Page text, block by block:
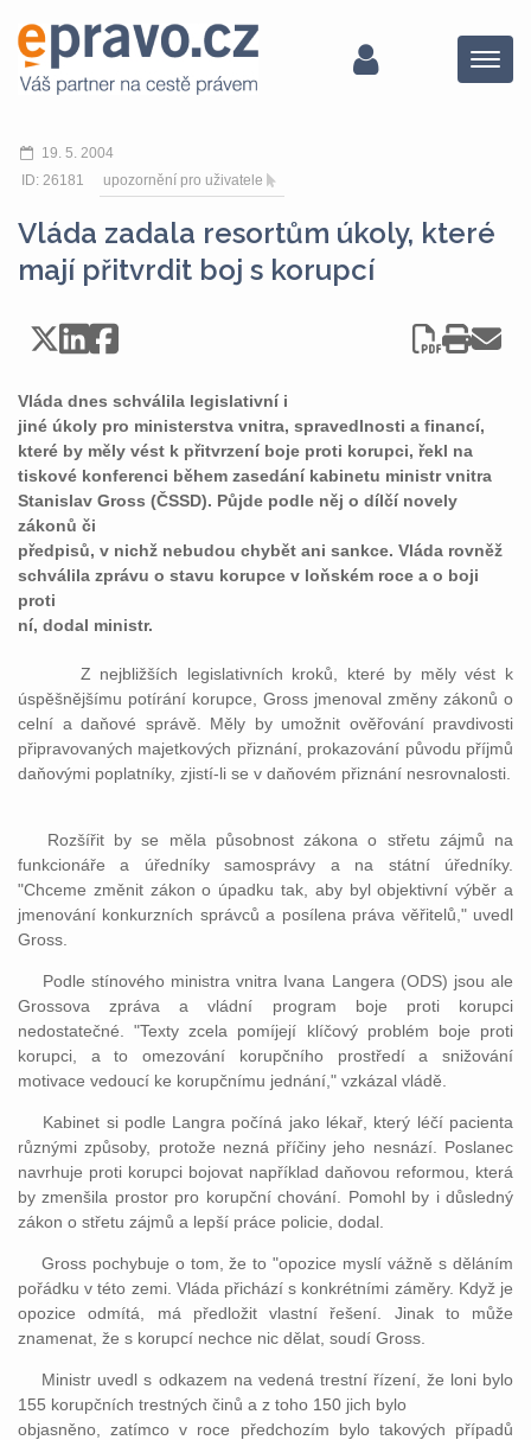
Menu
19. 5. 2004
ID: 26181
upozornění pro uživatele
Vláda zadala resortům úkoly, které
mají přitvrdit boj s korupcí
Vláda dnes schválila legislativní i
jiné úkoly pro ministerstva vnitra, spravedlnosti a financí,
které by měly vést k přitvrzení boje proti korupci, řekl na
tiskové konferenci během zasedání kabinetu ministr vnitra
Stanislav Gross (ČSSD). Půjde podle něj o dílčí novely
zákonů či
předpisů, v nichž nebudou chybět ani sankce. Vláda rovněž
schválila zprávu o stavu korupce v loňském roce a o boji
proti
ní, dodal ministr.
Z nejbližších legislativních kroků, které by měly vést k
úspěšnějšímu potírání korupce, Gross jmenoval změny zákonů o
celní a daňové správě. Měly by umožnit ověřování pravdivosti
připravovaných majetkových přiznání, prokazování původu příjmů
daňovými poplatníky, zjistí-li se v daňovém přiznání nesrovnalosti.
Rozšířit by se měla působnost zákona o střetu zájmů na
funkcionáře a úředníky samosprávy a na státní úředníky.
"Chceme změnit zákon o úpadku tak, aby byl objektivní výběr a
jmenování konkurzních správců a posílena práva věřitelů," uvedl
Gross.
Podle stínového ministra vnitra Ivana Langera (ODS) jsou ale
Grossova zpráva a vládní program boje proti korupci
nedostatečné. "Texty zcela pomíjejí klíčový problém boje proti
korupci, a to omezování korupčního prostředí a snižování
motivace vedoucí ke korupčnímu jednání," vzkázal vládě.
Kabinet si podle Langra počíná jako lékař, který léčí pacienta
různými způsoby, protože nezná příčiny jeho nesnází. Poslanec
navrhuje proti korupci bojovat například daňovou reformou, která
by zmenšila prostor pro korupční chování. Pomohl by i důsledný
zákon o střetu zájmů a lepší práce policie, dodal.
Gross pochybuje o tom, že to "opozice myslí vážně s děláním
pořádku v této zemi. Vláda přichází s konkrétními záměry. Když je
opozice odmítá, má předložit vlastní řešení. Jinak to může
znamenat, že s korupcí nechce nic dělat, soudí Gross.
Ministr uvedl s odkazem na vedená trestní řízení, že loni bylo
155 korupčních trestných činů a z toho 150 jich bylo
objasněno, zatímco v roce předchozím bylo takových případů